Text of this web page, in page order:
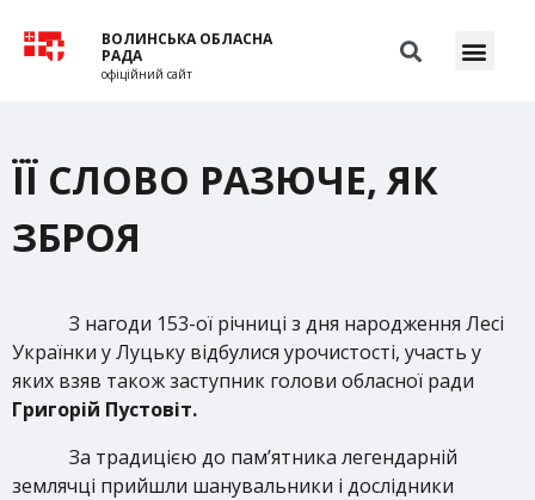
ВОЛИНСЬКА ОБЛАСНА
РАДА
офіційний сайт
ЇЇ СЛОВО РАЗЮЧЕ, ЯК
ЗБРОЯ
З нагоди 153-ої річниці з дня народження Лесі
Українки у Луцьку відбулися урочистості, участь у
яких взяв також заступник голови обласної ради
Григорій Пустовіт.
За традицією до пам’ятника легендарній
землячці прийшли шанувальники і дослідники